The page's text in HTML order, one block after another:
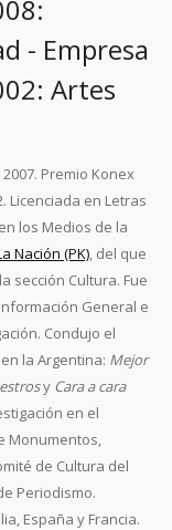
- Empresa
Artes
Premio Konex
Licenciada en Letras
los Medios de la
Nación (PK), del que
sección Cultura. Fue
General e
Condujo el
la Argentina: Mejor
y Cara a cara
en el
Monumentos,
de Cultura del
Periodismo.
España y Francia.